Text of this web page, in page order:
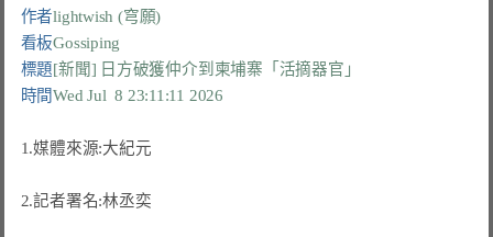
作者lightwish (穹願)
看板Gossiping
標題[新聞] 日方破獲仲介到柬埔寨「活摘器官」
時間Wed Jul  8 23:11:11 2026
1.媒體來源:大紀元
2.記者署名:林丞奕